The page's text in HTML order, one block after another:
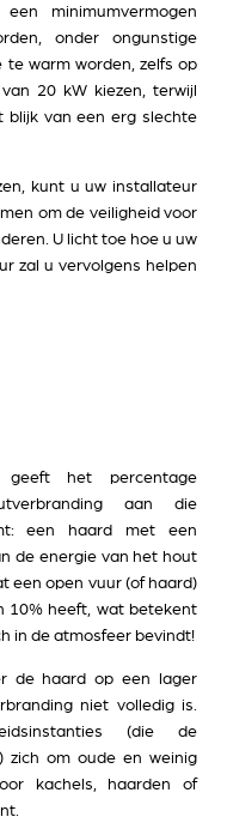
minimumvermogen
onder ongunstige
te warm worden, zelfs op
20 kW kiezen, terwijl
blijk van een erg slechte
kunt u uw installateur
om de veiligheid voor
U licht toe hoe u uw
zal u vervolgens helpen
het percentage
aan die
een haard met een
de energie van het hout
een open vuur (of haard)
10% heeft, wat betekent
in de atmosfeer bevindt!
de haard op een lager
niet volledig is.
(die de
zich om oude en weinig
kachels, haarden of